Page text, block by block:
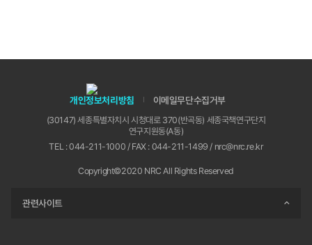
지다. 정부와 국민이 잘 사용할 수 있도록 돕기 위해
신 바와 같이 AI 기술이 점차 사회적으로 큰 영향을
리 감소, 데이터 편향, 부의 양극화 등 사회적인 불평
등이 초래될 수 있다는 우려가 팽배해지고 있다. 이
러한 흐름은 향후 우리의 산업 구조와 노동시장에도
큰 영향을 미치게 될 것으로 예상된다. 급변한 산업
개인정보처리방침 이메일무단수집거부
(30147) 세종특별자치시 시청대로 370(반곡동) 세종국책연구단지
연구지원동(A동)
TEL : 044-211-1000 / FAX : 044-211-1499 / nrc@nrc.re.kr
Copyright©2020 NRC All Rights Reserved
관련사이트